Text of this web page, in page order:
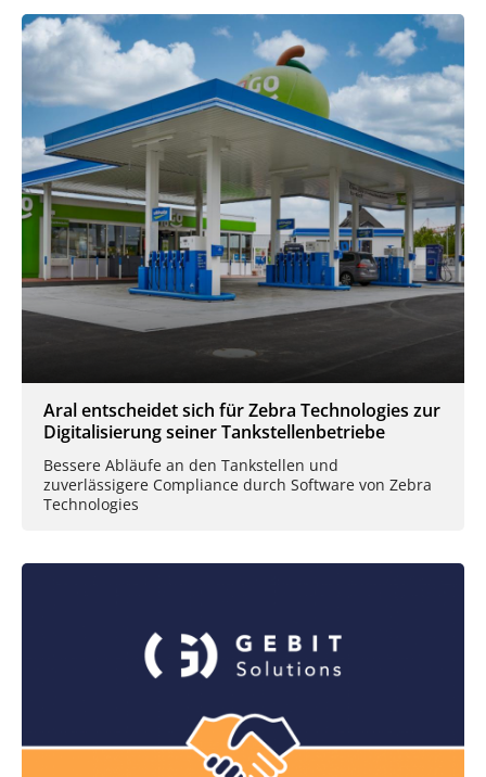
Aral entscheidet sich für Zebra Technologies zur
Digitalisierung seiner Tankstellenbetriebe
Bessere Abläufe an den Tankstellen und
zuverlässigere Compliance durch Software von Zebra
Technologies